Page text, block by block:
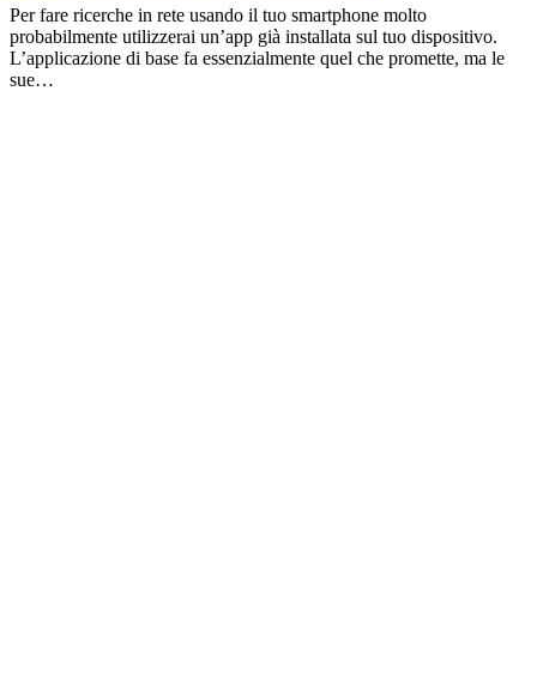
Per fare ricerche in rete usando il tuo smartphone molto
probabilmente utilizzerai un’app già installata sul tuo dispositivo.
L’applicazione di base fa essenzialmente quel che promette, ma le
sue…